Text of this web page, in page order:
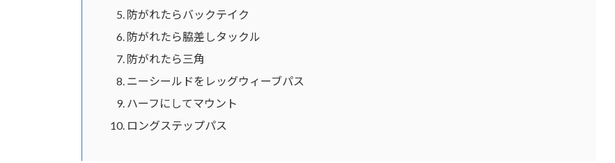
防がれたらバックテイク
防がれたら脇差しタックル
防がれたら三角
ニーシールドをレッグウィーブパス
ハーフにしてマウント
ロングステップパス